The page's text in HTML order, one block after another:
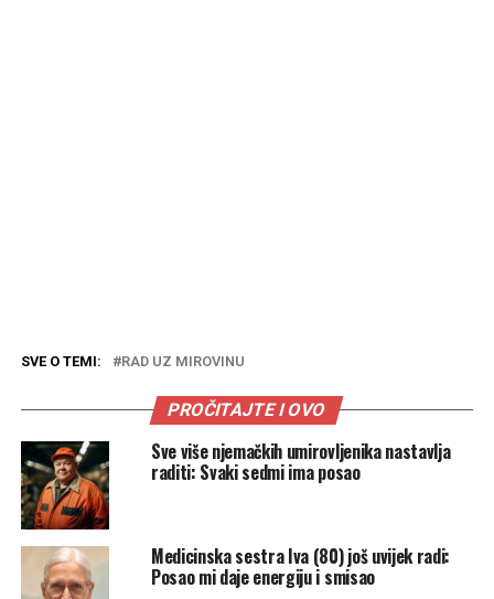
SVE O TEMI: RAD UZ MIROVINU
PROČITAJTE I OVO
Sve više njemačkih umirovljenika nastavlja
raditi: Svaki sedmi ima posao
Medicinska sestra Iva (80) još uvijek radi:
Posao mi daje energiju i smisao